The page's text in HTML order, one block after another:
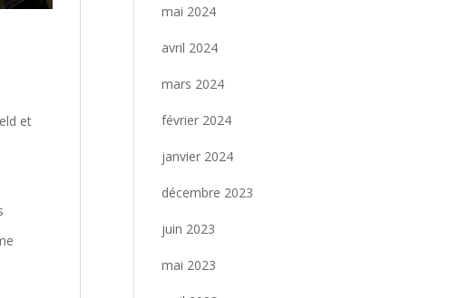
et
mai 2024
avril 2024
mars 2024
février 2024
janvier 2024
décembre 2023
juin 2023
mai 2023